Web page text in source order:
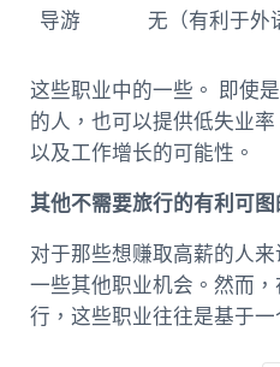
导游 无（有利于外
这些职业中的一些。 即使
的人，也可以提供低失业
以及工作增长的可能性。
其他不需要旅行的有利可
对于那些想赚取高薪的人
一些其他职业机会。然而
行，这些职业往往是基于一